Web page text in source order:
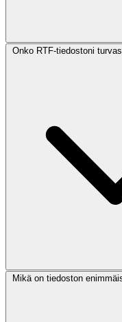
Onko RTF-tiedostoni
Mikä on tiedoston